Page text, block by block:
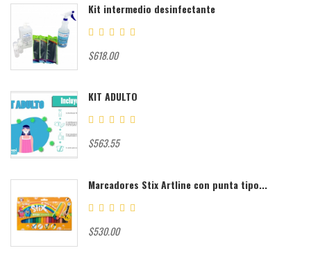
Kit intermedio desinfectante
$618.00
KIT ADULTO
$563.55
Marcadores Stix Artline con punta tipo...
$530.00